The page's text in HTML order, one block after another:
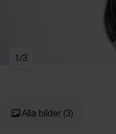
1 /3
Alla bilder (3)